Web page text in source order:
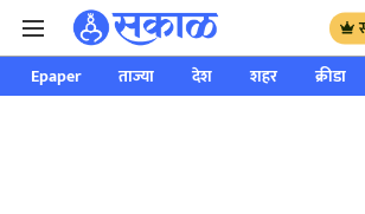
Epaper ताज्या देश शहर क्रीडा